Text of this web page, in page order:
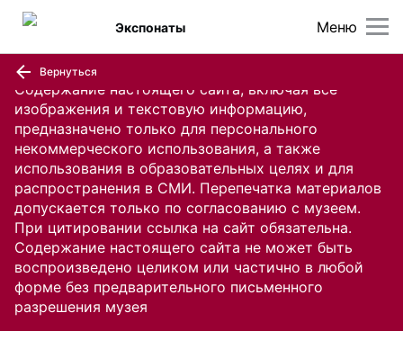
Содержание настоящего сайта, включая все
изображения и текстовую информацию,
предназначено только для персонального
некоммерческого использования, а также
использования в образовательных целях и для
распространения в СМИ. Перепечатка материалов
допускается только по согласованию с музеем.
При цитировании ссылка на сайт обязательна.
Содержание настоящего сайта не может быть
воспроизведено целиком или частично в любой
форме без предварительного письменного
разрешения музея
Меню
Экспонаты
Вернуться